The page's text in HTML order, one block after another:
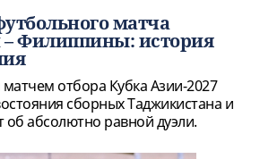
матча
Филиппины: история
отбора Кубка Азии-2027
сборных Таджикистана и
абсолютно равной дуэли.